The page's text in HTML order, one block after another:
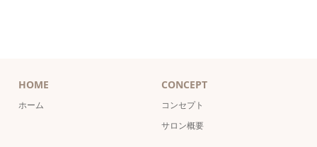
HOME
ホーム
CONCEPT
コンセプト
サロン概要